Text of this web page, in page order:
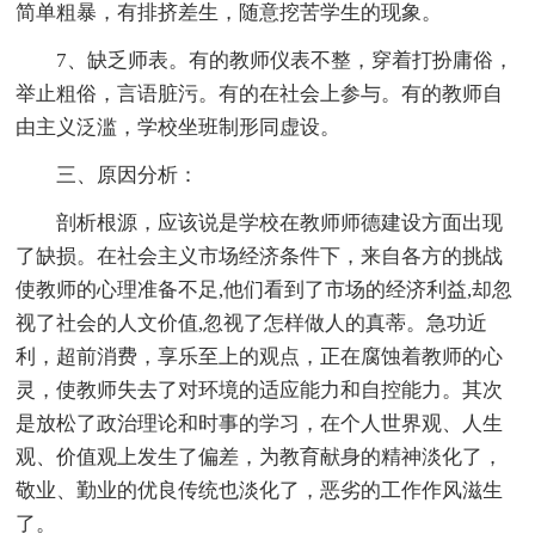
简单粗暴，有排挤差生，随意挖苦学生的现象。
7、缺乏师表。有的教师仪表不整，穿着打扮庸俗，
举止粗俗，言语脏污。有的在社会上参与。有的教师自
由主义泛滥，学校坐班制形同虚设。
三、原因分析：
剖析根源，应该说是学校在教师师德建设方面出现
了缺损。在社会主义市场经济条件下，来自各方的挑战
使教师的心理准备不足,他们看到了市场的经济利益,却忽
视了社会的人文价值,忽视了怎样做人的真蒂。急功近
利，超前消费，享乐至上的观点，正在腐蚀着教师的心
灵，使教师失去了对环境的适应能力和自控能力。其次
是放松了政治理论和时事的学习，在个人世界观、人生
观、价值观上发生了偏差，为教育献身的精神淡化了，
敬业、勤业的优良传统也淡化了，恶劣的工作作风滋生
了。